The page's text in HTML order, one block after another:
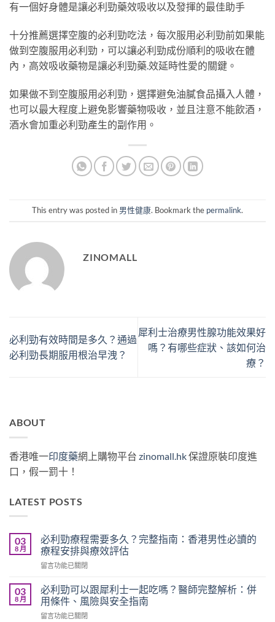
有一個好身體是讓必利勁藥效吸收以及發揮的最佳助手
十分推薦選擇空腹的必利勁吃法，每次服用必利勁前如果能
做到空腹服用必利勁，可以讓必利勁成份順利的吸收在體
內，高效吸收藥物是讓必利勁藥.效延時性愛的關鍵。
如果做不到空腹服用必利勁，選擇避免油膩食品攝入人體，
也可以最大程度上避免影響藥物吸收，並且注意不能飲酒，
酒水會加重必利勁產生的副作用。
This entry was posted in 男性健康. Bookmark the permalink.
ZINOMALL
必利勁有效時間是多久？通過
必利勁長期服用根治早洩？
犀利士治療男性腺功能效果好
嗎？有哪些症狀、該如何治
療？
ABOUT
香港唯一印度藥網上購物平台 zinomall.hk保證原裝印度進
口，假一罰十！
LATEST POSTS
03
8 月
必利勁療程需要多久？完整指南：香港男性必讀的
療程安排與療效評估
在
利
勁
療
程
留言功能已關閉
03
8 月
必利勁可以跟犀利士一起吃嗎？醫師完整解析：併
用條件、風險與安全指南
在
留言功能已關閉